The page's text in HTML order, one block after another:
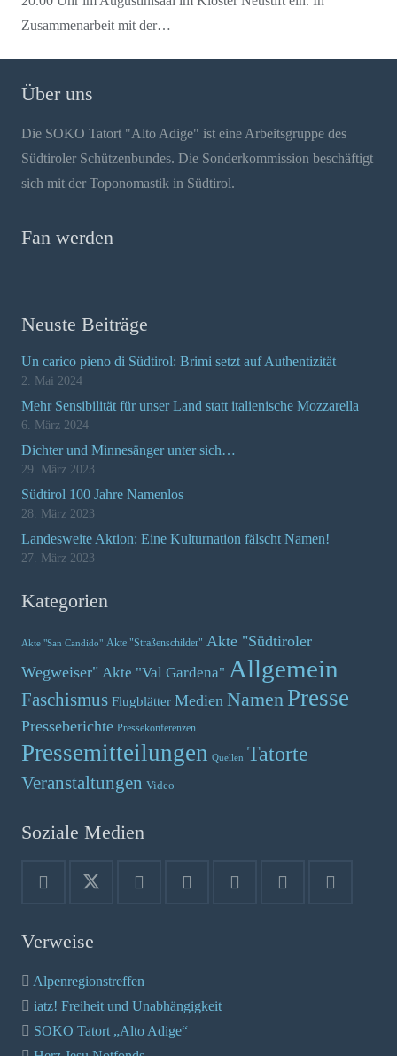
Zusammenarbeit mit der…
Über uns
Die SOKO Tatort "Alto Adige" ist eine Arbeitsgruppe des
Südtiroler Schützenbundes. Die Sonderkommission beschäftigt
sich mit der Toponomastik in Südtirol.
Fan werden
Neuste Beiträge
Un carico pieno di Südtirol: Brimi setzt auf Authentizität
2. Mai 2024
Mehr Sensibilität für unser Land statt italienische Mozzarella
6. März 2024
Dichter und Minnesänger unter sich…
29. März 2023
Südtirol 100 Jahre Namenlos
28. März 2023
Landesweite Aktion: Eine Kulturnation fälscht Namen!
27. März 2023
Kategorien
Akte "San Candido" Akte "Straßenschilder" Akte "Südtiroler
Wegweiser" Akte "Val Gardena" Allgemein
Faschismus Flugblätter Medien Namen Presse
Presseberichte Pressekonferenzen
Pressemitteilungen Quellen Tatorte
Veranstaltungen Video
Soziale Medien
Verweise
Alpenregionstreffen
iatz! Freiheit und Unabhängigkeit
SOKO Tatort „Alto Adige“